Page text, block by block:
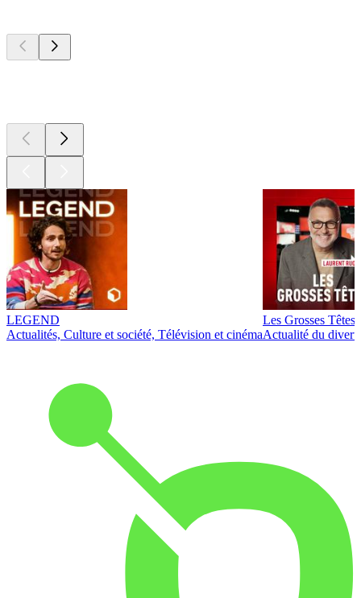
LEGEND
Actualités, Culture et société, Télévision et cinéma
Les Grosses Têtes
Actualité du